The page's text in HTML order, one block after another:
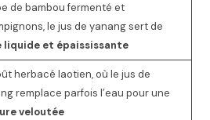
de bambou fermenté et
le jus de yanang sert de
liquide et épaississante
herbacé laotien, où le jus de
remplace parfois l’eau pour une
veloutée